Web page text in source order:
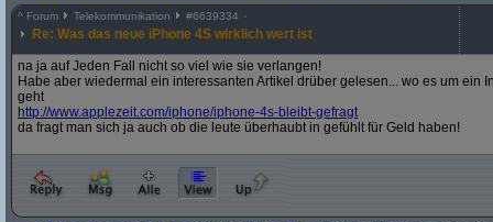
^ Forum Telekommunikation #6639334
Re: Was das neue iPhone 4S wirklich wert ist
na ja auf Jeden Fall nicht so viel wie sie verlangen!
Habe aber wiedermal ein interessanten Artikel drüber gelesen... wo es um ein
geht
http://www.applezeit.com/iphone/iphone-4s-bleibt-gefragt
da fragt man sich ja auch ob die leute überhaubt in gefühlt für Geld haben!